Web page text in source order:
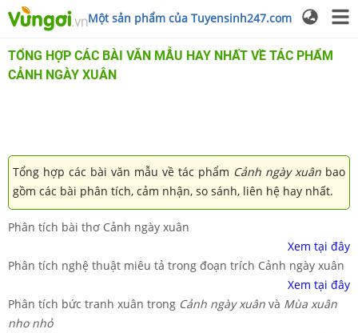
Một sản phẩm của Tuyensinh247.com
TỔNG HỢP CÁC BÀI VĂN MẪU HAY NHẤT VỀ TÁC PHẨM
CẢNH NGÀY XUÂN
Tổng hợp các bài văn mẫu về tác phẩm Cảnh ngày xuân bao
gồm các bài phân tích, cảm nhận, so sánh, liên hệ hay nhất.
Phân tích bài thơ Cảnh ngày xuân
Xem tại đây
Phân tích nghệ thuật miêu tả trong đoạn trích Cảnh ngày xuân
Xem tại đây
Phân tích bức tranh xuân trong Cảnh ngày xuân và Mùa xuân
nho nhỏ